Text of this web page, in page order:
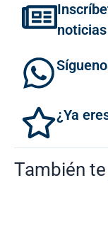
noticias
¿Ya
También